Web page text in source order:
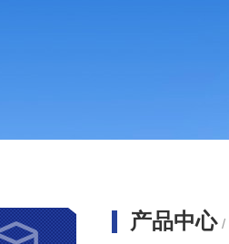
产品中心 /